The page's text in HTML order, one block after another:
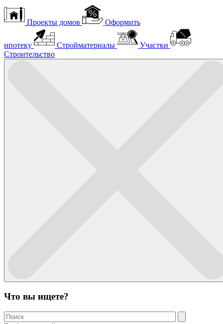
Проекты домов Оформить
ипотеку Стройматериалы
Участки
Строительство
Что вы ищете?